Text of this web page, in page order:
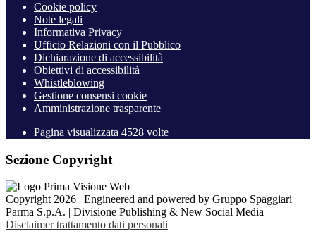
Cookie policy
Note legali
Informativa Privacy
Ufficio Relazioni con il Pubblico
Dichiarazione di accessibilità
Obiettivi di accessibilità
Whistleblowing
Gestione consensi cookie
Amministrazione trasparente
Pagina visualizzata 4528 volte
Sezione Copyright
Copyright 2026 | Engineered and powered by Gruppo Spaggiari
Parma S.p.A. | Divisione Publishing & New Social Media
Disclaimer trattamento dati personali